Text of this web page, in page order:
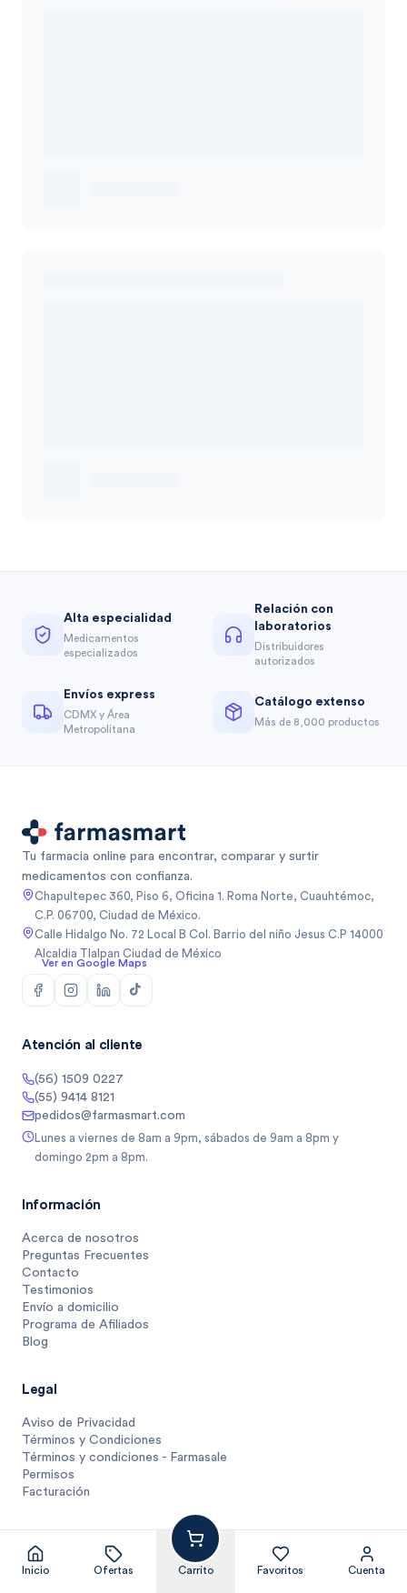
Inicio Ofertas Carrito Favoritos Cuenta
1 unidad $
$799
Agregar
Alta especialidad
Medicamentos
especializados
Relación con
laboratorios
Distribuidores
autorizados
Envíos express
CDMX y Área
Metropolitana
Catálogo extenso
Más de 8,000 productos
Tu farmacia online para encontrar, comparar y surtir
medicamentos con confianza.
Chapultepec 360, Piso 6, Oficina 1. Roma Norte, Cuauhtémoc,
C.P. 06700, Ciudad de México.
Calle Hidalgo No. 72 Local B Col. Barrio del niño Jesus C.P 14000
Alcaldia Tlalpan Ciudad de México
Ver en Google Maps
Atención al cliente
(56) 1509 0227
(55) 9414 8121
pedidos@farmasmart.com
Lunes a viernes de 8am a 9pm, sábados de 9am a 8pm y
domingo 2pm a 8pm.
Información
Acerca de nosotros
Preguntas Frecuentes
Contacto
Testimonios
Envío a domicilio
Programa de Afiliados
Blog
Legal
Aviso de Privacidad
Términos y Condiciones
Términos y condiciones - Farmasale
Permisos
Facturación
© Farmasmart 2025 Pagos protegidos y compra segura